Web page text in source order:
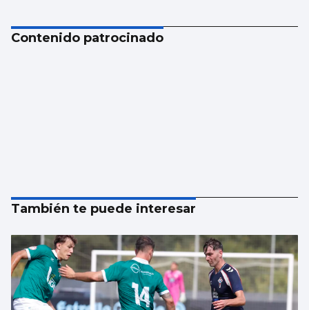
Contenido patrocinado
También te puede interesar